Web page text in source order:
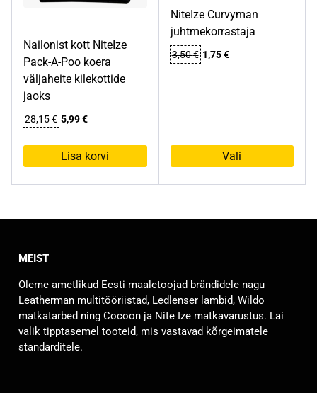
Nailonist kott NiteIze
Pack-A-Poo koera
väljaheite kilekottide
jaoks
28,15€ Algne
oli:
28,15 €.
5,99€Praegune
on:
5,99 €.
Lisa korvi
NiteIze Curvyman
juhtmekorrastaja
3,50€ Algne
1,75€Praegune
Vali
saab
teha
tootelehel.
MEIST
Oleme ametlikud Eesti maaletoojad brändidele nagu
Leatherman multitööriistad, Ledlenser lambid, Wildo
matkatarbed ning Cocoon ja Nite Ize matkavarustus. Lai
valik tipptasemel tooteid, mis vastavad kõrgeimatele
standarditele.